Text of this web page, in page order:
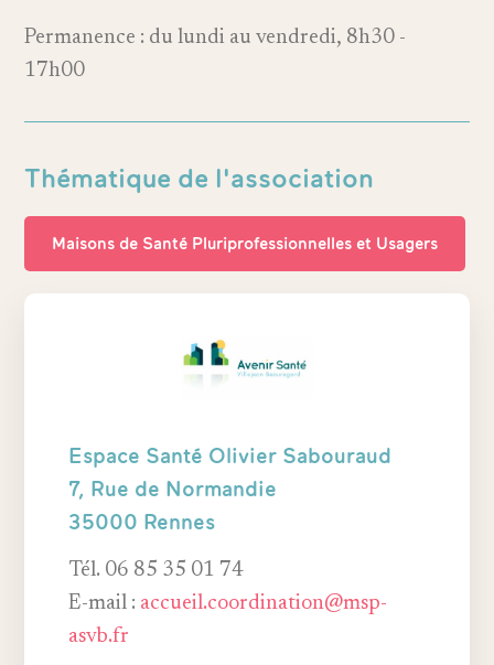
Permanence : du lundi au vendredi, 8h30 -
17h00
Thématique de l'association
Maisons de Santé Pluriprofessionnelles et Usagers
Espace Santé Olivier Sabouraud
7, Rue de Normandie
35000 Rennes
Tél. 06 85 35 01 74
E-mail : accueil.coordination@msp-
asvb.fr